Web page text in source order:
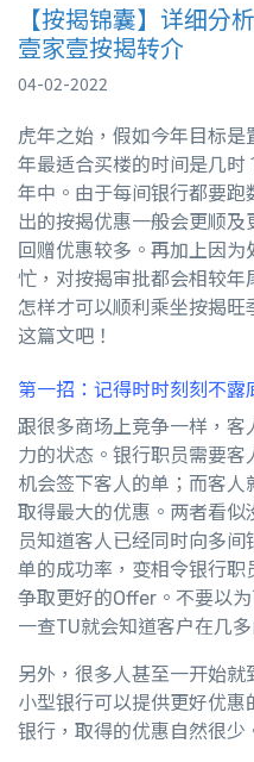
【按揭锦囊】详细分
壹家壹按揭转介
04-02-2022
虎年之始，假如今年目标
年最适合买楼的时间是几
年中。由于每间银行都要
出的按揭优惠一般会更顺
回赠优惠较多。再加上因
忙，对按揭审批都会相较年
怎样才可以顺利乘坐按揭
这篇文吧！
第一招：记得时时刻刻不露
跟很多商场上竞争一样，
力的状态。银行职员需要
机会签下客人的单；而客人
取得最大的优惠。两者看
员知道客人已经同时向多
单的成功率，变相令银行
争取更好的Offer。不要以
一查TU就会知道客户在几
另外，很多人甚至一开始
小型银行可以提供更好优
银行，取得的优惠自然很少